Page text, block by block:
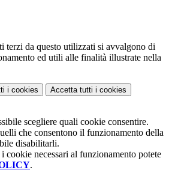
terzi da questo utilizzati si avvalgono di
ed utili alle finalità illustrate nella
i cookies Accetta tutti i cookies
scegliere quali cookie consentire.
che consentono il funzionamento della
disabilitarli.
cookie necessari al funzionamento potete
.